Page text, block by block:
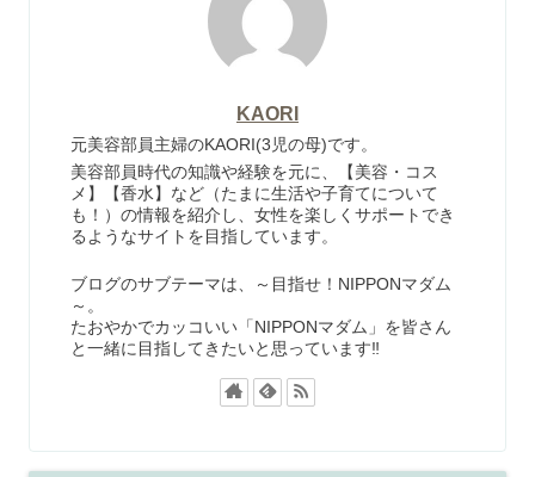
KAORI
元美容部員主婦のKAORI(3児の母)です。
美容部員時代の知識や経験を元に、【美容・コス
メ】【香水】など（たまに生活や子育てについて
も！）の情報を紹介し、女性を楽しくサポートでき
るようなサイトを目指しています。
ブログのサブテーマは、～目指せ！NIPPONマダム
～。
たおやかでカッコいい「NIPPONマダム」を皆さん
と一緒に目指してきたいと思っています‼